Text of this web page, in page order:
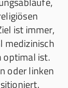
ist immer,
medizinisch
optimal ist.
oder linken